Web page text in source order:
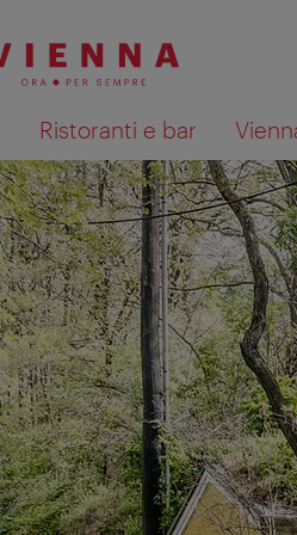
Ristoranti e bar
Mostra i risultati della